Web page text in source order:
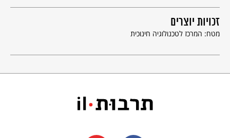
זכויות יוצרים
מטח: המרכז לטכנולוגיה חינוכית